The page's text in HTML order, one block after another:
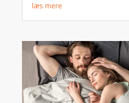
læs mere